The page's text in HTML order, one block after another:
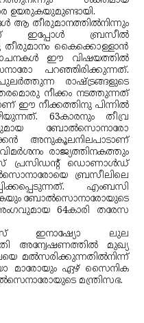
ഉയരുകയുമുണ്ടായി.
തീരുമാനത്തില്‍നിന്നും
ഇപ്പോള്‍ ബ്രസീല്‍
ഒരു തീരുമാനം കൈക്കൊള്ളാന്‍
ഈ വിഷയത്തില്‍
പറഞ്ഞിരിക്കുന്നത്.
രാഷ്ട്രങ്ങളുടെ
നീക്കം നടത്തുന്നത്
ഈ നീക്കത്തിനു പിന്നില്‍
63കാരനും തീവ്ര
ബോല്‍സൊനാരോ
അനുകൂലനിലപാടാണ്
രാജ്യത്തിനകത്തും
പ്രസിഡന്റ് ഡൊണാള്‍ഡ്
ബ്രസീലിലെ
എംബസി
ബോല്‍സൊനാരോയുടെ
64കാരി തരേസ
ഇനാഷ്യോ ലുല
അന്വേഷണത്തില്‍ മുഖ്യ
മല്‍സരിക്കുന്നതില്‍നിന്ന്
മാരോയും ഏഴ് സൈനിക
മന്ത്രിസഭ.